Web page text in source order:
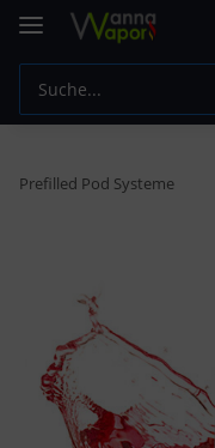
Prefilled Pod Systeme